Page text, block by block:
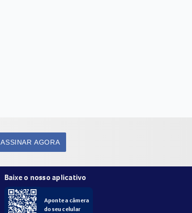
ASSINAR AGORA
Baixe o nosso aplicativo
Aponte a câmera
do seu celular